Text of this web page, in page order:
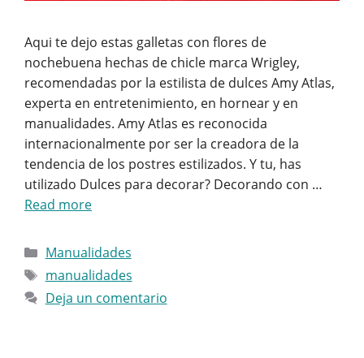
Aqui te dejo estas galletas con flores de
nochebuena hechas de chicle marca Wrigley,
recomendadas por la estilista de dulces Amy Atlas,
experta en entretenimiento, en hornear y en
manualidades. Amy Atlas es reconocida
internacionalmente por ser la creadora de la
tendencia de los postres estilizados. Y tu, has
utilizado Dulces para decorar? Decorando con …
Read more
Categorías
Manualidades
Etiquetas
manualidades
Deja un comentario